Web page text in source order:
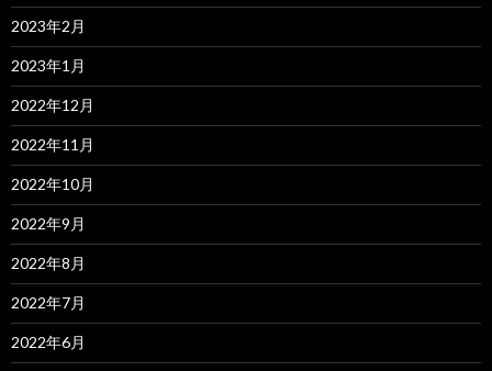
2023年2月
2023年1月
2022年12月
2022年11月
2022年10月
2022年9月
2022年8月
2022年7月
2022年6月